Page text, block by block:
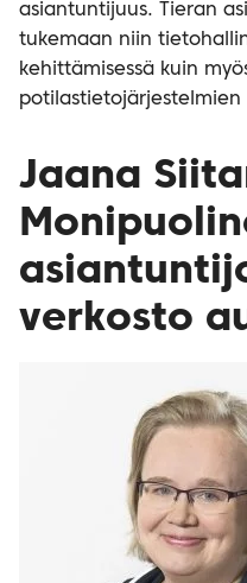
asiantuntijuus. Tieran
tukemaan niin
kehittämisessä kuin
potilastietojärjestelmien
Jaana
verkosto